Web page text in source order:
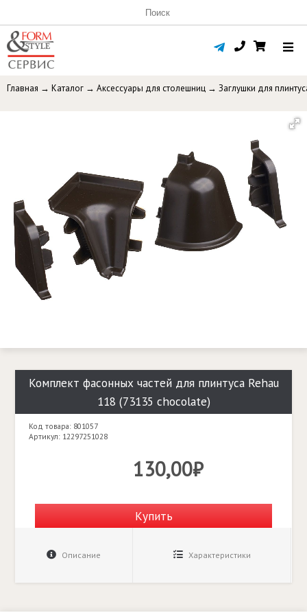
Главная → Каталог → Аксессуары для столешниц → Заглушки для
Комплект фасонных частей для плинтуса Rehau
118 (73135 chocolate)
Код товара: 801057
Артикул: 12297251028
130,00₽
Купить
Описание Характеристики